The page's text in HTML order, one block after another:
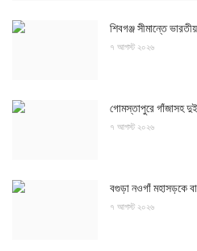
শিবগঞ্জ সীমান্তে
৭ আগস্ট ২০২৬
গোমস্তাপুরে গাঁজাসহ
৭ আগস্ট ২০২৬
বগুড়া নওগাঁ মহাসড়কে
৭ আগস্ট ২০২৬